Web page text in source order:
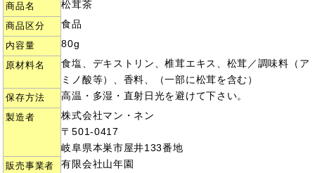
商品名 松茸茶
商品区分 食品
内容量 80g
原材料名
食塩、デキストリン、椎茸エキス、松茸／調味料（ア
ミノ酸等）、香料、（一部に松茸を含む）
保存方法 高温・多湿・直射日光を避けて下さい。
製造者
株式会社マン・ネン
〒501-0417
岐阜県本巣市屋井133番地
販売事業者
有限会社山年園